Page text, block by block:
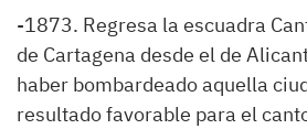
-1873. Regresa la escuadra
de Cartagena desde el de
haber bombardeado aquella
resultado favorable para el